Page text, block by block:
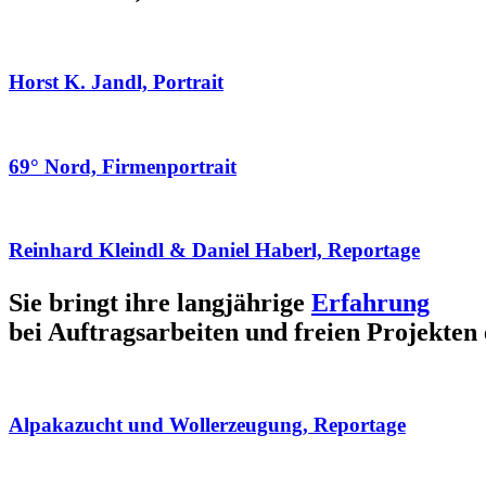
Horst K. Jandl, Portrait
69° Nord, Firmenportrait
Reinhard Kleindl & Daniel Haberl, Reportage
Sie bringt ihre langjährige Erfahrung
bei Auftragsarbeiten und freien Projekten
Alpakazucht und Wollerzeugung, Reportage